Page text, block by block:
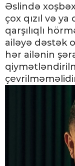
Əslində
çox qızıl və
qarşılıqlı
ailəyə dəstək
hər ailənin